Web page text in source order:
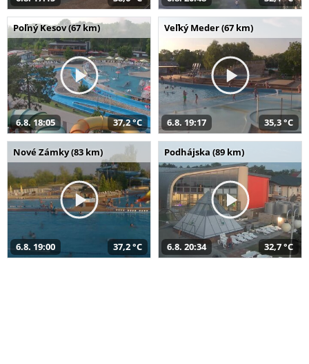
Poľný Kesov (67 km)
6.8. 18:05 37,2 °C
Veľký Meder (67 km)
6.8. 19:17 35,3 °C
Nové Zámky (83 km)
6.8. 19:00 37,2 °C
Podhájska (89 km)
6.8. 20:34 32,7 °C